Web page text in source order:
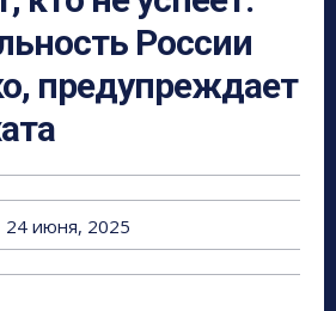
России
предупреждает
24 июня, 2025